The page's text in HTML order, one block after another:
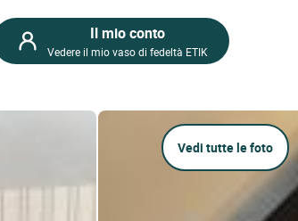
Il mio conto
Vedere il mio vaso di fedeltà ETIK
Vedi tutte le foto